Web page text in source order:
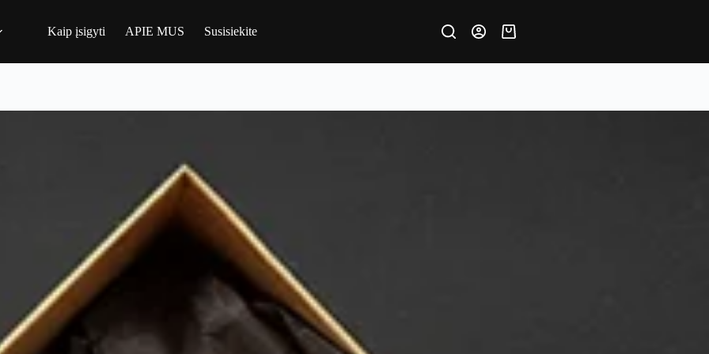
Kaip įsigyti APIE MUS Susisiekite Krepšelis